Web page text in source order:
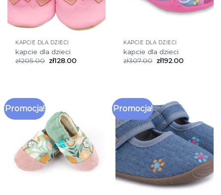
KAPCIE DLA DZIECI
kapcie dla dzieci
zł205.00 zł128.00
KAPCIE DLA DZIECI
kapcie dla dzieci
zł307.00 zł192.00
Promocja! Promocja!